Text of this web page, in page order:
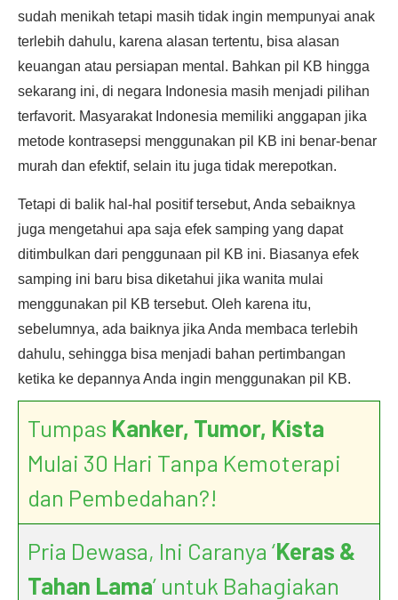
sudah menikah tetapi masih tidak ingin mempunyai anak
terlebih dahulu, karena alasan tertentu, bisa alasan
keuangan atau persiapan mental. Bahkan pil KB hingga
sekarang ini, di negara Indonesia masih menjadi pilihan
terfavorit. Masyarakat Indonesia memiliki anggapan jika
metode kontrasepsi menggunakan pil KB ini benar-benar
murah dan efektif, selain itu juga tidak merepotkan.
Tetapi di balik hal-hal positif tersebut, Anda sebaiknya
juga mengetahui apa saja efek samping yang dapat
ditimbulkan dari penggunaan pil KB ini. Biasanya efek
samping ini baru bisa diketahui jika wanita mulai
menggunakan pil KB tersebut. Oleh karena itu,
sebelumnya, ada baiknya jika Anda membaca terlebih
dahulu, sehingga bisa menjadi bahan pertimbangan
ketika ke depannya Anda ingin menggunakan pil KB.
Tumpas Kanker, Tumor, Kista
Mulai 30 Hari Tanpa Kemoterapi
dan Pembedahan?!
Pria Dewasa, Ini Caranya ‘Keras &
Tahan Lama’ untuk Bahagiakan